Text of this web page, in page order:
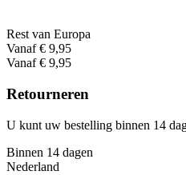
Rest van Europa
Vanaf € 9,95
Vanaf € 9,95
Retourneren
U kunt uw bestelling binnen 14
Binnen 14 dagen
Nederland